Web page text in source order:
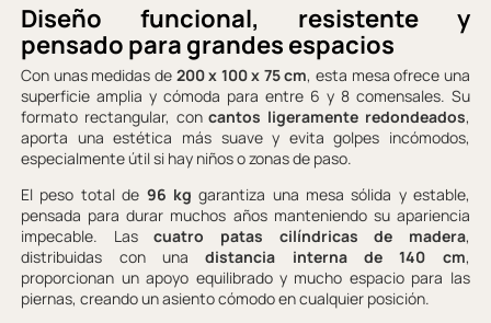
Diseño funcional, resistente y
pensado para grandes espacios
Con unas medidas de 200 x 100 x 75 cm, esta mesa ofrece una
superficie amplia y cómoda para entre 6 y 8 comensales. Su
formato rectangular, concantos ligeramente redondeados,
aporta una estética más suave y evita golpes incómodos,
especialmente útil si hay niños o zonas de paso.
El peso total de 96 kg garantiza una mesa sólida y estable,
pensada para durar muchos años manteniendo su apariencia
impecable. Lascuatro patas cilíndricas de madera,
distribuidas con unadistancia interna de 140 cm,
proporcionan un apoyo equilibrado y mucho espacio para las
piernas, creando un asiento cómodo en cualquier posición.